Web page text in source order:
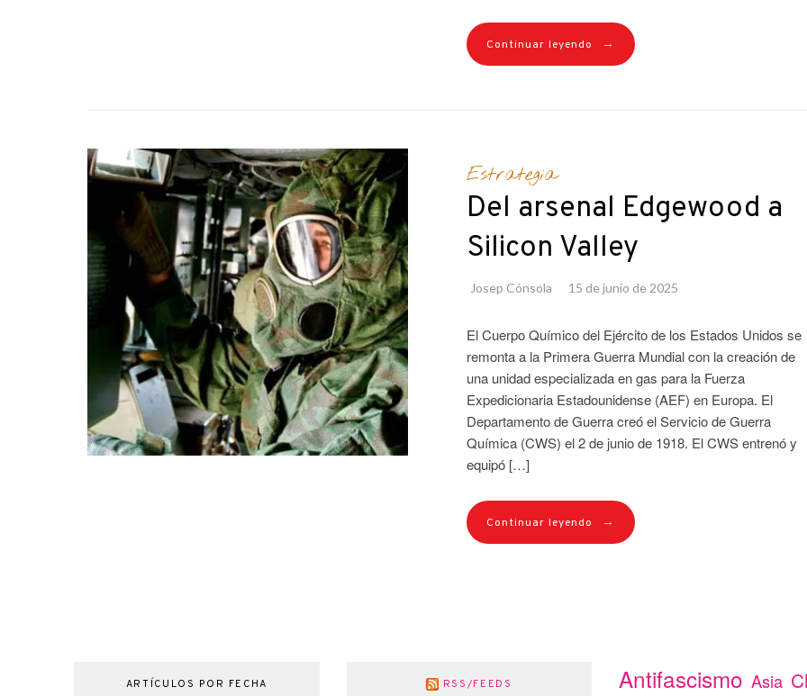
Continuar leyendo →
Estrategia
Del arsenal Edgewood a
Silicon Valley
Josep Cónsola 15 de junio de 2025
El Cuerpo Químico del Ejército de los Estados Unidos se
remonta a la Primera Guerra Mundial con la creación de
una unidad especializada en gas para la Fuerza
Expedicionaria Estadounidense (AEF) en Europa. El
Departamento de Guerra creó el Servicio de Guerra
Química (CWS) el 2 de junio de 1918. El CWS entrenó y
equipó […]
Continuar leyendo →
ARTÍCULOS POR FECHA RSS/FEEDS Antifascismo Asia